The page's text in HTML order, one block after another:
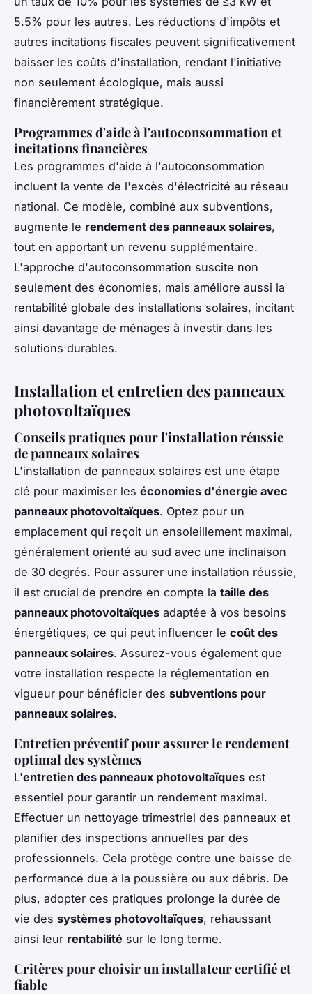
5.5% pour les autres. Les réductions d'impôts et
autres incitations fiscales peuvent significativement
baisser les coûts d'installation, rendant l'initiative
non seulement écologique, mais aussi
financièrement stratégique.
Programmes d'aide à l'autoconsommation et
incitations financières
Les programmes d'aide à l'autoconsommation
incluent la vente de l'excès d'électricité au réseau
national. Ce modèle, combiné aux subventions,
augmente le rendement des panneaux solaires,
tout en apportant un revenu supplémentaire.
L'approche d'autoconsommation suscite non
seulement des économies, mais améliore aussi la
rentabilité globale des installations solaires, incitant
ainsi davantage de ménages à investir dans les
solutions durables.
Installation et entretien des panneaux
photovoltaïques
Conseils pratiques pour l'installation réussie
de panneaux solaires
L'installation de panneaux solaires est une étape
clé pour maximiser les économies d'énergie avec
panneaux photovoltaïques. Optez pour un
emplacement qui reçoit un ensoleillement maximal,
généralement orienté au sud avec une inclinaison
de 30 degrés. Pour assurer une installation réussie,
il est crucial de prendre en compte la taille des
panneaux photovoltaïques adaptée à vos besoins
énergétiques, ce qui peut influencer le coût des
panneaux solaires. Assurez-vous également que
votre installation respecte la réglementation en
vigueur pour bénéficier des subventions pour
panneaux solaires.
Entretien préventif pour assurer le rendement
optimal des systèmes
L'entretien des panneaux photovoltaïques est
essentiel pour garantir un rendement maximal.
Effectuer un nettoyage trimestriel des panneaux et
planifier des inspections annuelles par des
professionnels. Cela protège contre une baisse de
performance due à la poussière ou aux débris. De
plus, adopter ces pratiques prolonge la durée de
vie des systèmes photovoltaïques, rehaussant
ainsi leur rentabilité sur le long terme.
Critères pour choisir un installateur certifié et
fiable